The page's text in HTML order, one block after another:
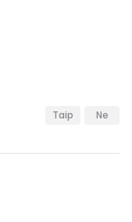
Taip Ne